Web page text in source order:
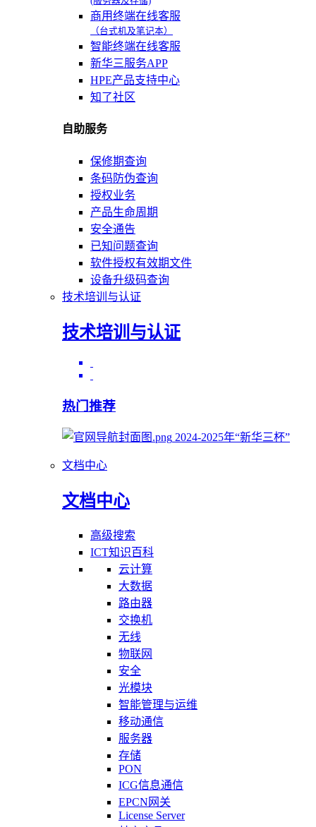
商用终端在线客服
（台式机及笔记本）
智能终端在线客服
新华三服务APP
HPE产品支持中心
知了社区
自助服务
保修期查询
条码防伪查询
授权业务
产品生命周期
安全通告
已知问题查询
软件授权有效期文件
设备升级码查询
技术培训与认证
技术培训与认证
热门推荐
2024-2025年“新华三杯”
文档中心
文档中心
高级搜索
ICT知识百科
云计算
大数据
路由器
交换机
无线
物联网
安全
光模块
智能管理与运维
移动通信
服务器
存储
PON
ICG信息通信
EPCN网关
License Server